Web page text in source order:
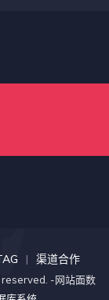
渠道合作
reserved. -网站面数